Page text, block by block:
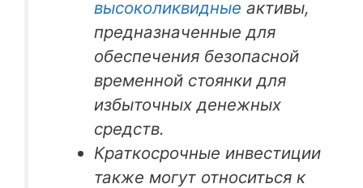
высоколиквидные активы,
предназначенные для
обеспечения безопасной
временной стоянки для
избыточных денежных
средств.
Краткосрочные инвестиции
также могут относиться к